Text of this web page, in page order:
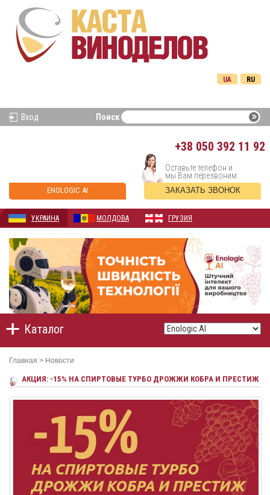
RU
UA
Вход Поиск
+38 050 392 11 92
ENOLOGIC AI
Оставьте телефон и
мы Вам перезвоним
ЗАКАЗАТЬ ЗВОНОК
УКРАИНА МОЛДОВА ГРУЗИЯ
Каталог
Главная > Новости
АКЦИЯ: -15% НА СПИРТОВЫЕ ТУРБО ДРОЖЖИ КОБРА И ПРЕСТИЖ